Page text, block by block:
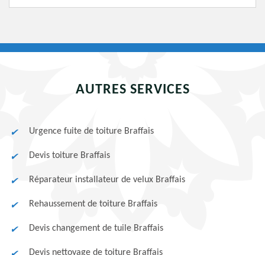
AUTRES SERVICES
Urgence fuite de toiture Braffais
Devis toiture Braffais
Réparateur installateur de velux Braffais
Rehaussement de toiture Braffais
Devis changement de tuile Braffais
Devis nettoyage de toiture Braffais